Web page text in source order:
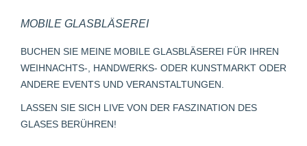
opens
in
new
window
opens
in
new
window
opens
in
new
window
page
opens
in
new
opens
in
new
window
MOBILE GLASBLÄSEREI
BUCHEN SIE MEINE MOBILE GLASBLÄSEREI FÜR IHREN
WEIHNACHTS-, HANDWERKS- ODER KUNSTMARKT ODER
ANDERE EVENTS UND VERANSTALTUNGEN.
LASSEN SIE SICH LIVE VON DER FASZINATION DES
GLASES BERÜHREN!